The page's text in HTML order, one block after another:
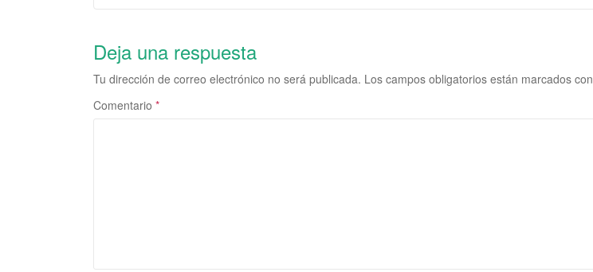
Deja una respuesta
Tu dirección de correo electrónico no será publicada. Los campos obligatorios están marcados con
Comentario *